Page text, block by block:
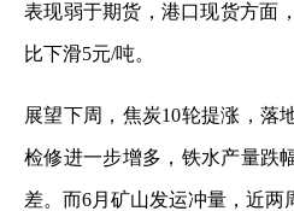
表现弱于期货，港口现货方面
比下滑5元/吨。
展望下周，焦炭10轮提涨，落
检修进一步增多，铁水产量跌
差。而6月矿山发运冲量，近两